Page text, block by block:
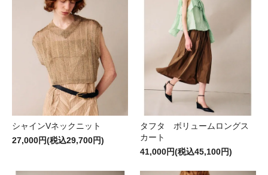
シャインVネックニット
27,000円(税込29,700円)
タフタ ボリュームロングス
カート
41,000円(税込45,100円)